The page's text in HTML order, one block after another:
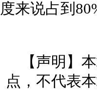
度来说占到
【声明】
点，不代表